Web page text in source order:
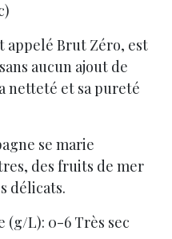
appelé Brut Zéro, est
aucun ajout de
netteté et sa pureté
se marie
des fruits de mer
délicats.
(g/L): 0-6 Très sec